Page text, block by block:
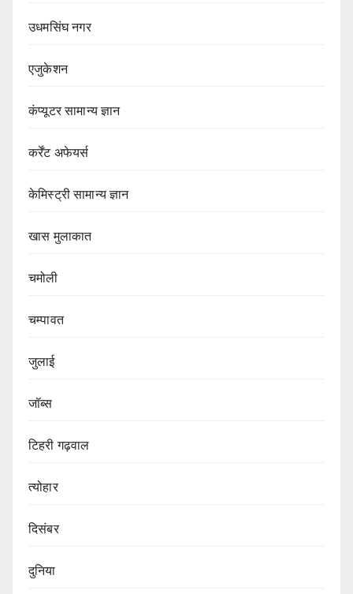
उधमसिंघ नगर
एजुकेशन
कंप्यूटर सामान्य ज्ञान
कर्रेंट अफेयर्स
केमिस्ट्री सामान्य ज्ञान
खास मुलाकात
चमोली
चम्पावत
जुलाई
जॉब्स
टिहरी गढ़वाल
त्योहार
दिसंबर
दुनिया